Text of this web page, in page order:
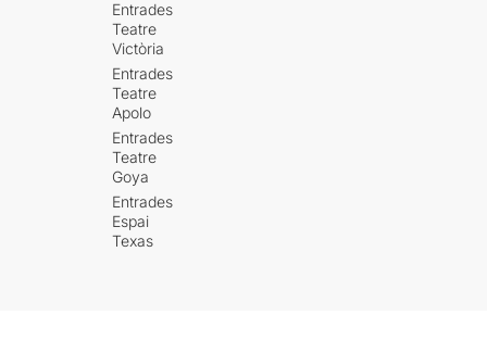
Entrades
Teatre
Victòria
Entrades
Teatre
Apolo
Entrades
Teatre
Goya
Entrades
Espai
Texas